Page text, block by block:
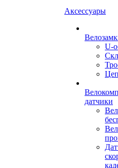
Аксессуары
U-
датчики